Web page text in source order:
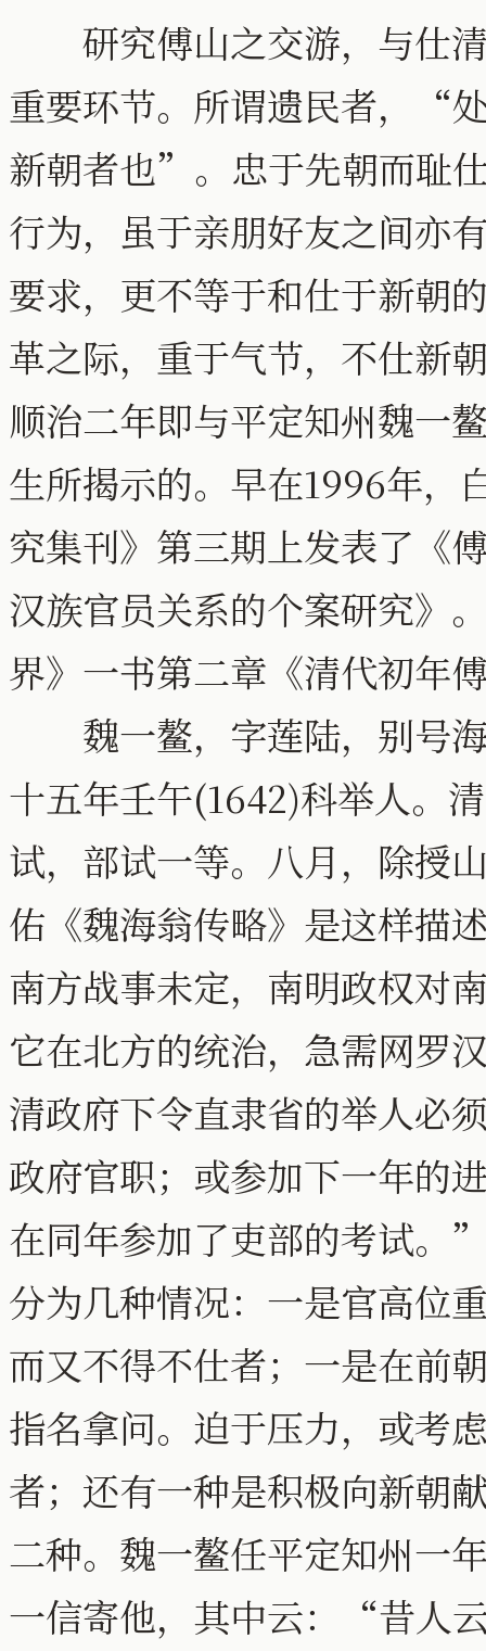
研究傅山之交游，与仕清
重要环节。所谓遗民者，“
新朝者也”。忠于先朝而耻
行为，虽于亲朋好友之间亦
要求，更不等于和仕于新朝
革之际，重于气节，不仕新
顺治二年即与平定知州魏一
生所揭示的。早在1996年，
究集刊》第三期上发表了《
汉族官员关系的个案研究》
界》一书第二章《清代初年
魏一鳌，字莲陆，别号海
十五年壬午(1642)科举人。
试，部试一等。八月，除授
佑《魏海翁传略》是这样描
南方战事未定，南明政权对
它在北方的统治，急需网罗
清政府下令直隶省的举人必
政府官职；或参加下一年的
在同年参加了吏部的考试。
分为几种情况：一是官高位
而又不得不仕者；一是在前
指名拿问。迫于压力，或考
者；还有一种是积极向新朝
二种。魏一鳌任平定知州一
一信寄他，其中云：“昔人